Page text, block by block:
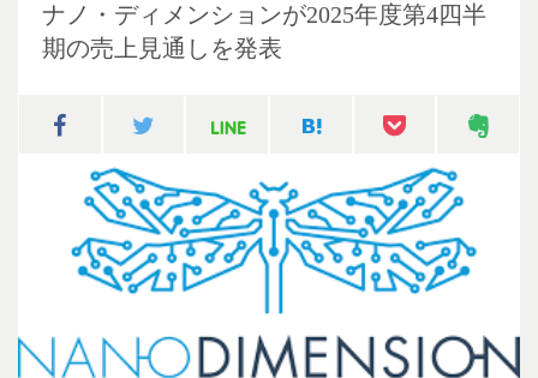
ナノ・ディメンションが2025年度第4四半
期の売上見通しを発表